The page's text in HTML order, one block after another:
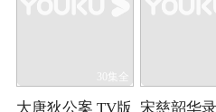
30集全
大唐狄公案 TV版 宋慈韶华录